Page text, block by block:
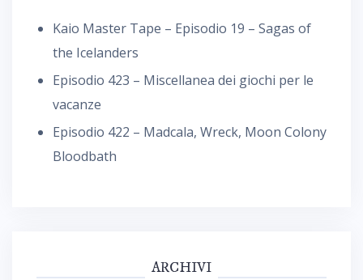
Kaio Master Tape – Episodio 19 – Sagas of
the Icelanders
Episodio 423 – Miscellanea dei giochi per le
vacanze
Episodio 422 – Madcala, Wreck, Moon Colony
Bloodbath
ARCHIVI